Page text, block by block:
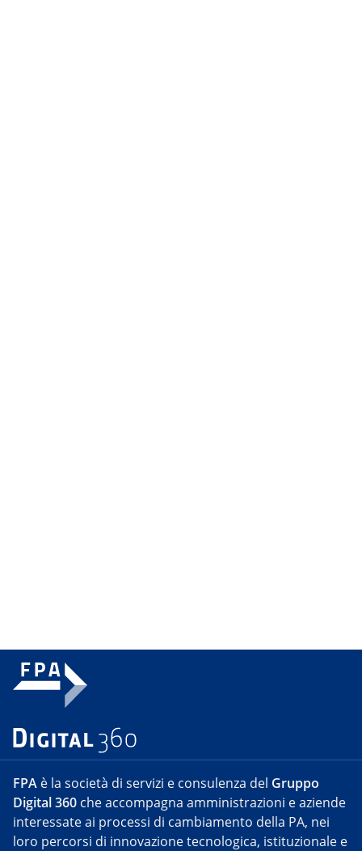
FPA è la società di servizi e consulenza del Gruppo
Digital 360 che accompagna amministrazioni e aziende
interessate ai processi di cambiamento della PA, nei
loro percorsi di innovazione tecnologica, istituzionale e